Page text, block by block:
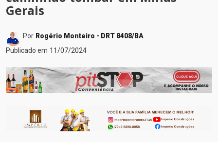
Gerais
Por Rogério Monteiro - DRT 8408/BA
Publicado em 11/07/2024